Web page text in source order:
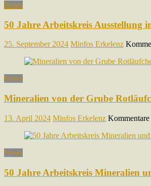
News
50 Jahre Arbeitskreis Ausstellung
25. September 2024 Minfos Erkelenz
News
Mineralien von der Grube
13. April 2024 Minfos Erkelenz
News
50 Jahre Arbeitskreis Mineralien